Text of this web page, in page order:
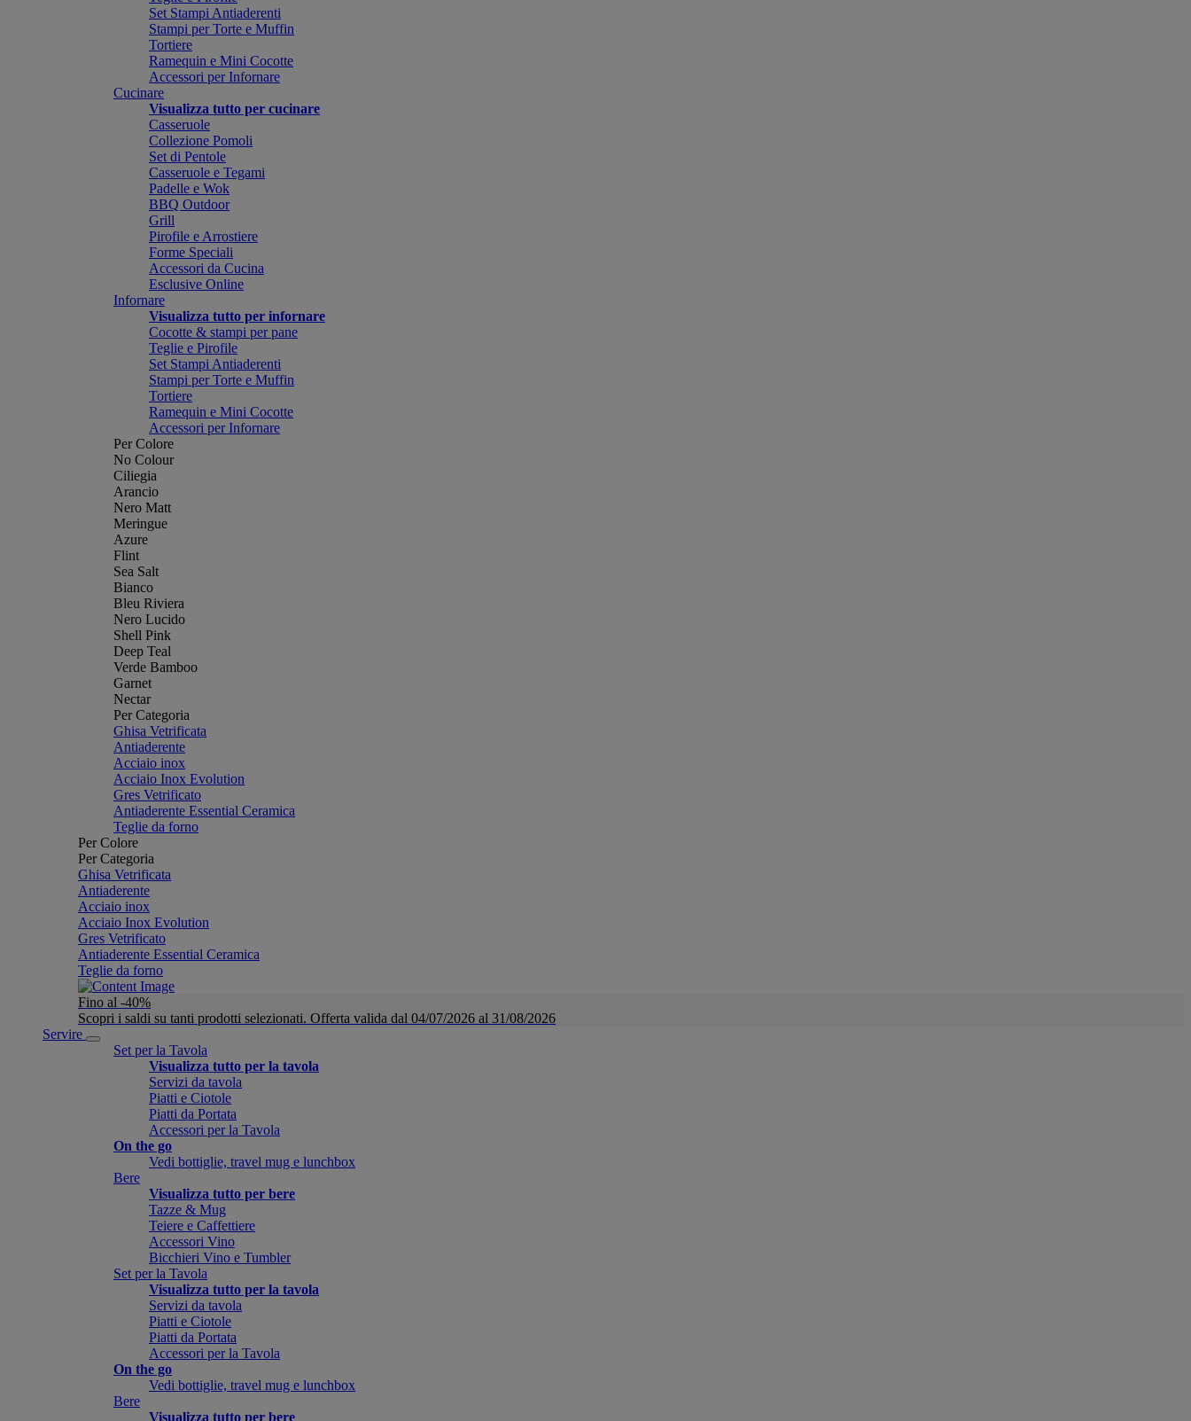
Set Stampi Antiaderenti
Stampi per Torte e Muffin
Tortiere
Ramequin e Mini Cocotte
Accessori per Infornare
Cucinare
Visualizza tutto per cucinare
Casseruole
Collezione Pomoli
Set di Pentole
Casseruole e Tegami
Padelle e Wok
BBQ Outdoor
Grill
Pirofile e Arrostiere
Forme Speciali
Accessori da Cucina
Esclusive Online
Infornare
Visualizza tutto per infornare
Cocotte & stampi per pane
Teglie e Pirofile
Set Stampi Antiaderenti
Stampi per Torte e Muffin
Tortiere
Ramequin e Mini Cocotte
Accessori per Infornare
Per Colore
No Colour
Ciliegia
Arancio
Nero Matt
Meringue
Azure
Flint
Sea Salt
Bianco
Bleu Riviera
Nero Lucido
Shell Pink
Deep Teal
Verde Bamboo
Garnet
Nectar
Per Categoria
Ghisa Vetrificata
Antiaderente
Acciaio inox
Acciaio Inox Evolution
Gres Vetrificato
Antiaderente Essential Ceramica
Teglie da forno
Per Colore
Per Categoria
Ghisa Vetrificata
Antiaderente
Acciaio inox
Acciaio Inox Evolution
Gres Vetrificato
Antiaderente Essential Ceramica
Teglie da forno
Fino al -40%
Scopri i saldi su tanti prodotti selezionati. Offerta valida dal 04/07/2026 al 31/08/2026
Servire
Set per la Tavola
Visualizza tutto per la tavola
Servizi da tavola
Piatti e Ciotole
Piatti da Portata
Accessori per la Tavola
On the go
Vedi bottiglie, travel mug e lunchbox
Bere
Visualizza tutto per bere
Tazze & Mug
Teiere e Caffettiere
Accessori Vino
Bicchieri Vino e Tumbler
Set per la Tavola
Visualizza tutto per la tavola
Servizi da tavola
Piatti e Ciotole
Piatti da Portata
Accessori per la Tavola
On the go
Vedi bottiglie, travel mug e lunchbox
Bere
Visualizza tutto per bere